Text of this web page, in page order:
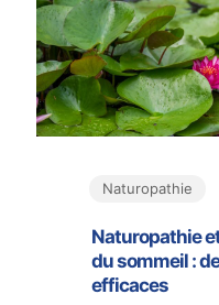
Naturopathie
Naturopathie
du sommeil :
efficaces